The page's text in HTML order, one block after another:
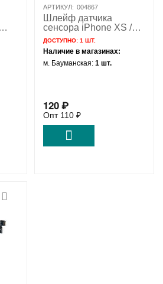
АРТИКУЛ: 004867
Шлейф датчика
сенсора iPhone XS /
821-01378
ДОСТУПНО:1 ШТ.
Наличие в магазинах:
м. Бауманская:1 шт.
120₽
Опт 110 ₽